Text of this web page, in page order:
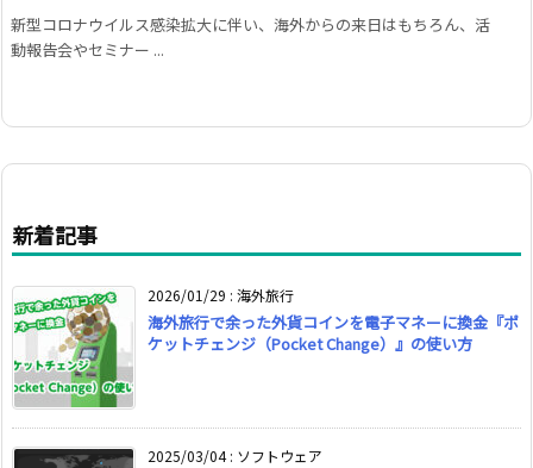
新型コロナウイルス感染拡大に伴い、海外からの来日はもちろん、活
動報告会やセミナー ...
新着記事
2026/01/29 : 海外旅行
海外旅行で余った外貨コインを電子マネーに換金『ポ
ケットチェンジ（Pocket Change）』の使い方
2025/03/04: ソフトウェア